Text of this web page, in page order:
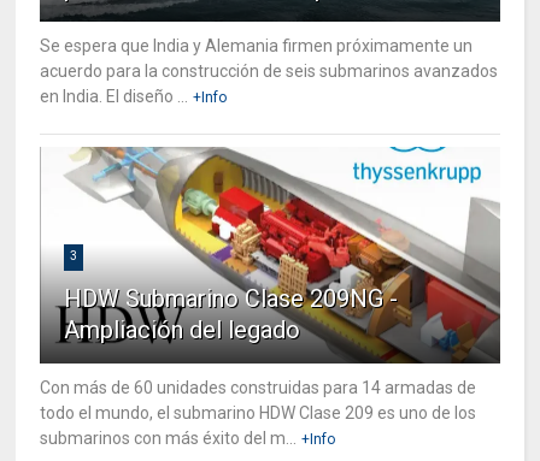
Se espera que India y Alemania firmen próximamente un
acuerdo para la construcción de seis submarinos avanzados
en India. El diseño ...
+Info
3
HDW Submarino Clase 209NG -
Ampliación del legado
Con más de 60 unidades construidas para 14 armadas de
todo el mundo, el submarino HDW Clase 209 es uno de los
submarinos con más éxito del m...
+Info